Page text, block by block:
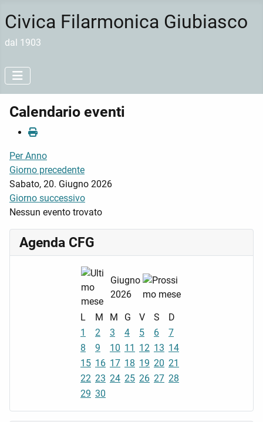
Civica Filarmonica Giubiasco
dal 1903
Calendario eventi
Per Anno
Giorno precedente
Sabato, 20. Giugno 2026
Giorno successivo
Nessun evento trovato
Agenda CFG
Giugno
2026
L M M G V S
D
1
2 3 4 5 6
7
8
9 10 11 12 13 14
15 16 17 18 19 20 21
22 23 24 25 26 27 28
29 30